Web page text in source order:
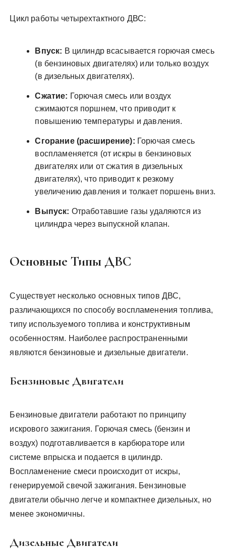
Цикл работы четырехтактного ДВС:
Впуск: В цилиндр всасывается горючая смесь
(в бензиновых двигателях) или только воздух
(в дизельных двигателях).
Сжатие: Горючая смесь или воздух
сжимаются поршнем, что приводит к
повышению температуры и давления.
Сгорание (расширение): Горючая смесь
воспламеняется (от искры в бензиновых
двигателях или от сжатия в дизельных
двигателях), что приводит к резкому
увеличению давления и толкает поршень вниз.
Выпуск: Отработавшие газы удаляются из
цилиндра через выпускной клапан.
Основные Типы ДВС
Существует несколько основных типов ДВС,
различающихся по способу воспламенения топлива,
типу используемого топлива и конструктивным
особенностям. Наиболее распространенными
являются бензиновые и дизельные двигатели.
Бензиновые Двигатели
Бензиновые двигатели работают по принципу
искрового зажигания. Горючая смесь (бензин и
воздух) подготавливается в карбюраторе или
системе впрыска и подается в цилиндр.
Воспламенение смеси происходит от искры,
генерируемой свечой зажигания. Бензиновые
двигатели обычно легче и компактнее дизельных, но
менее экономичны.
Дизельные Двигатели